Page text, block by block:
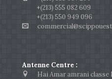
+(213) 555 082 609
+(213) 550 949 096
Antenne Centre :
Hai Amar amrani classe